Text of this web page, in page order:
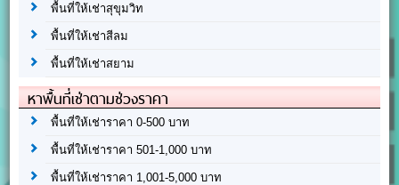
พื้นที่ให้เช่าสุขุมวิท
พื้นที่ให้เช่าสีลม
พื้นที่ให้เช่าสยาม
หาพื้นที่เช่าตามช่วงราคา
พื้นที่ให้เช่าราคา 0-500 บาท
พื้นที่ให้เช่าราคา 501-1,000 บาท
พื้นที่ให้เช่าราคา 1,001-5,000 บาท